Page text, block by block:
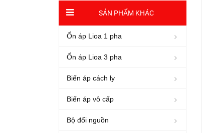
SẢN PHẨM KHÁC
Ổn áp Lioa 1 pha
Ổn áp Lioa 3 pha
Biến áp cách ly
Biến áp vô cấp
Bộ đổi nguồn